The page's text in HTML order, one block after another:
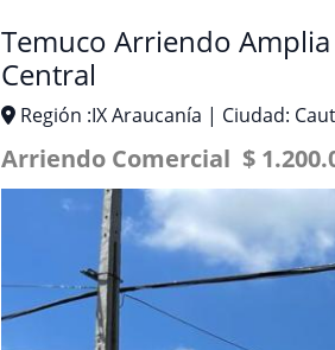
Temuco Arriendo
Central
Región :IX Araucanía | Ciudad:
Arriendo Comercial $